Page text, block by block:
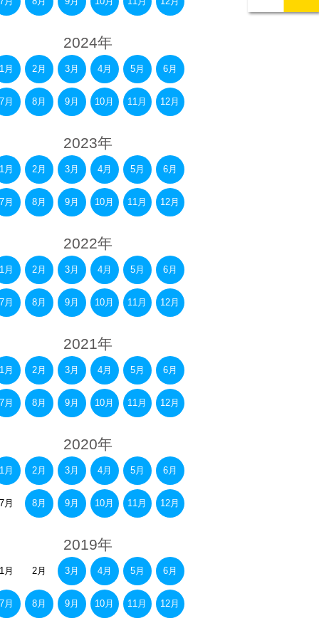
2024年
月 2月 3月 4月 5月 6月
月 8月 9月 10月 11月 12月
2023年
月 2月 3月 4月 5月 6月
月 8月 9月 10月 11月 12月
2022年
月 2月 3月 4月 5月 6月
月 8月 9月 10月 11月 12月
2021年
月 2月 3月 4月 5月 6月
月 8月 9月 10月 11月 12月
2020年
月 2月 3月 4月 5月 6月
月 8月 9月 10月 11月 12月
2019年
月 2月 3月 4月 5月 6月
月 8月 9月 10月 11月 12月